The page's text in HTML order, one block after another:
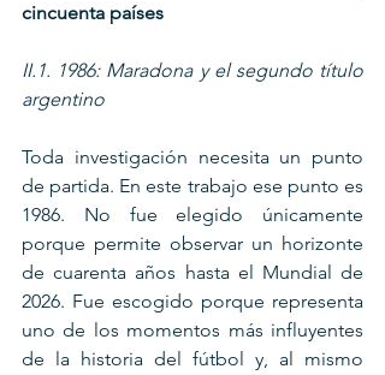
cincuenta países
II.1. 1986: Maradona y el segundo título
argentino
Toda investigación necesita un punto
de partida. En este trabajo ese punto es
1986. No fue elegido únicamente
porque permite observar un horizonte
de cuarenta años hasta el Mundial de
2026. Fue escogido porque representa
uno de los momentos más influyentes
de la historia del fútbol y, al mismo